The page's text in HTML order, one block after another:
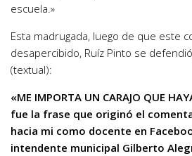
escuela.»
Esta madrugada, luego de que este
desapercibido, Ruíz Pinto se
(textual):
«ME IMPORTA UN CARAJO QUE
fue la frase que originó el
hacia mi como docente en
intendente municipal Gilberto